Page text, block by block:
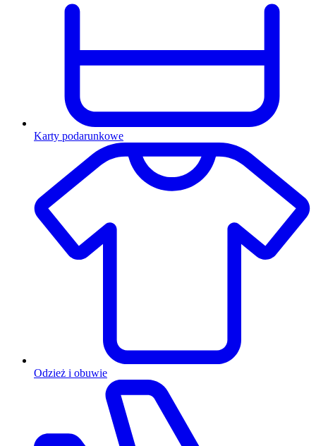
Karty podarunkowe
Odzież i obuwie